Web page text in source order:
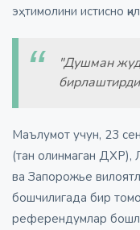
эҳтимолини истисно
"Душман
Маълумот учун, 23
(тан олинмаган ДХР),
ва Запорожье
бошчилигада бир
референдумлар